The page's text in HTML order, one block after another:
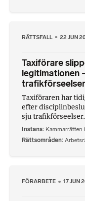
RÄTTSFALL 22 JUN
Taxiförare
legitimationen
trafikförseelser
Taxiföraren har
efter
sju
Instans Kammarrätten
Rättsområden
FÖRARBETE 17 JUN